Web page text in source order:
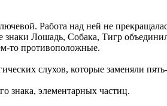
Работа над ней не
Лошадь, Собака, Тигр
то противоположные.
слухов, которые заменяли
знака, элементарных частиц.